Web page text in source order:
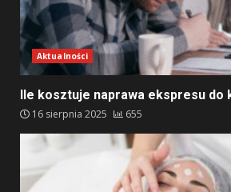
Aktualności
Ile kosztuje naprawa ekspresu do
16 sierpnia 2025 655